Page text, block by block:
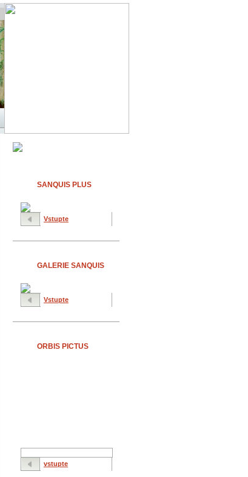
SANQUIS PLUS
Vstupte
GALERIE SANQUIS
Vstupte
ORBIS PICTUS
vstupte